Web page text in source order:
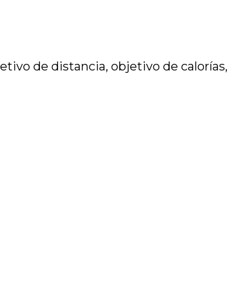
de distancia, objetivo de calorías,